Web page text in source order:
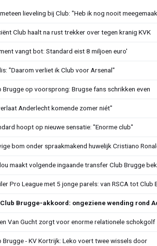
lieveling bij Club: "Heb ik nog nooit
Club haalt na rust trekker over tegen kranig KVK
vangt bot: Standard eist 8 miljoen euro'
"Daarom verliet ik Club voor Arsenal"
Brugge op voorsprong: Brugse fans schrikken even
Anderlecht komende zomer niét"
hoopt op nieuwe sensatie: "Enorme club"
bom onder spraakmakend huwelijk Cristiano
maakt volgende ingaande transfer Club Brugge
Pro League met 5 jonge parels: van RSCA tot Club
Brugge-akkoord: ongeziene wending rond
Van Gucht zorgt voor enorme relationele schokgolf
Brugge - KV Kortrijk: Leko voert twee wissels door